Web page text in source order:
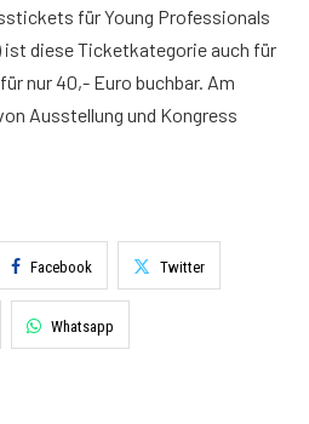
für Young Professionals
ist diese Ticketkategorie auch für
nur 40,- Euro buchbar. Am
Ausstellung und Kongress
Facebook Twitter
Whatsapp